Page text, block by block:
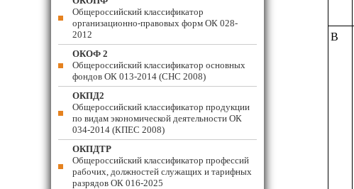
B
Общероссийский классификатор
организационно-правовых форм ОК 028-
2012
ОКОФ 2
Общероссийский классификатор основных
фондов ОК 013-2014 (СНС 2008)
ОКПД2
Общероссийский классификатор продукции
по видам экономической деятельности ОК
034-2014 (КПЕС 2008)
ОКПДТР
Общероссийский классификатор профессий
рабочих, должностей служащих и тарифных
разрядов ОК 016-2025